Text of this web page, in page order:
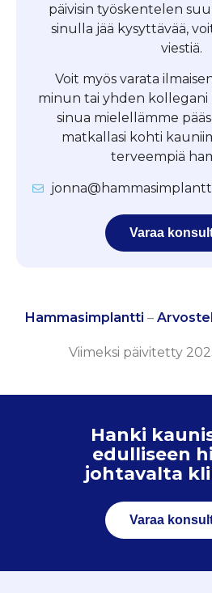
päivisin työskentelen
sinulla jää kysyttävää,
viestiä.
Voit myös varata
minun tai yhden kollegani
sinua mielellämme
matkallasi kohti
terveempiä
Varaa
Hammasimplantti –
Viimeksi päivitetty
Hanki
edulliseen
johtavalta
Varaa